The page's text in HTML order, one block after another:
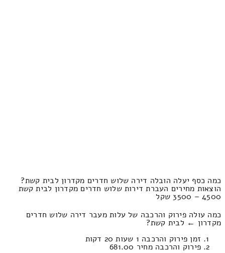
כמה כסף יעלה הובלה דירה שלוש חדרים מקדרון לבית קשת?
הוצאות מחירים העברת דירות שלוש חדרים מקדרון לבית קשת
4500 – 3500 שקל
כמה עולה פירוק והרכבה של עלות מעבר דירה שלוש חדרים
מקדרון ← לבית קשת?
זמן פירוק והרכבה 1 שעות 20 דקות
פירוק והרכבה מחיר 681.00